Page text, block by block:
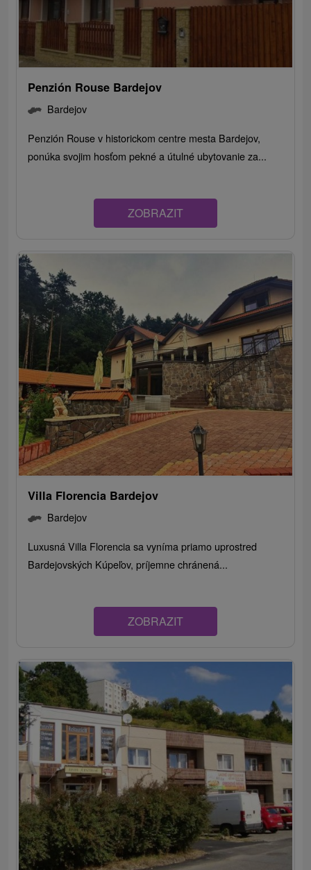
Penzión Rouse Bardejov
Bardejov
Penzión Rouse v historickom centre mesta Bardejov,
ponúka svojim hosťom pekné a útulné ubytovanie za...
ZOBRAZIT
Villa Florencia Bardejov
Bardejov
Luxusná Villa Florencia sa vyníma priamo uprostred
Bardejovských Kúpeľov, príjemne chránená...
ZOBRAZIT